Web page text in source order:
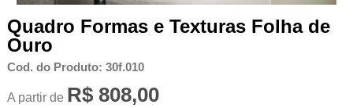
Quadro Formas e Texturas Folha de
Ouro
Cod. do Produto: 30f.010
A partir de R$ 808,00